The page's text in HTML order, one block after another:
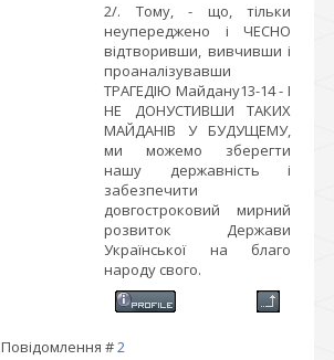
2/. Тому, - що, тільки
неупереджено і ЧЕСНО
відтворивши, вивчивши і
проаналізувавши
ТРАГЕДІЮ Майдану13-14 - І
НЕ ДОНУСТИВШИ ТАКИХ
МАЙДАНІВ У БУДУЩЕМУ,
ми можемо зберегти
нашу державність і
забезпечити
довгостроковий мирний
розвиток Держави
Української на благо
народу свого.
Повідомлення #2